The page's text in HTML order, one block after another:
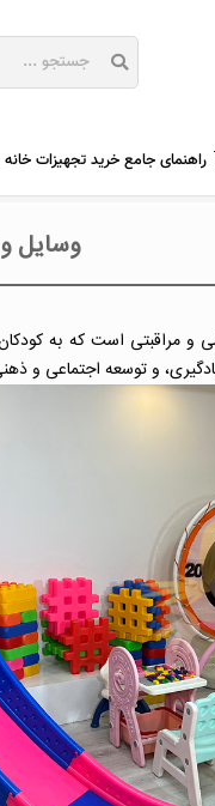
راهنمای جامع خرید تجهیزات خانه
وسایل
و توسعه اجتماعی و